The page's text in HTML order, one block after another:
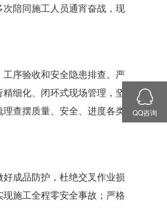
QQ咨询
陪同施工人员通宵奋战，现
序验收和安全隐患排查。严
细化、闭环式现场管理，坚
查摆质量、安全、进度各类
成品防护，杜绝交叉作业损
施工全程零安全事故；严格